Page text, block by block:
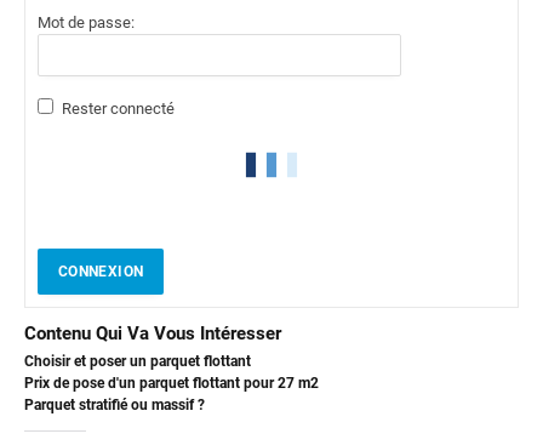
Mot de passe:
Rester connecté
CONNEXION
Contenu Qui Va Vous Intéresser
Choisir et poser un parquet flottant
Prix de pose d'un parquet flottant pour 27 m2
Parquet stratifié ou massif ?